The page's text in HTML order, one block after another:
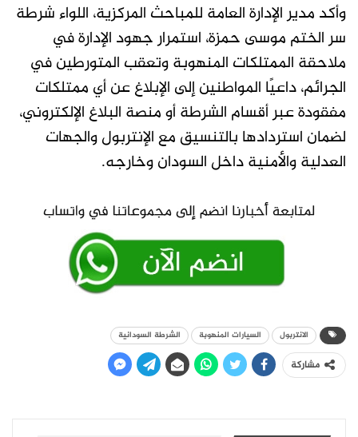
وأكد مدير الإدارة العامة للمباحث المركزية، اللواء شرطة
سر الختم موسى حمزة، استمرار جهود الإدارة في
ملاحقة الممتلكات المنهوبة وتعقب المتورطين في
الجرائم، داعيًا المواطنين إلى الإبلاغ عن أي ممتلكات
مفقودة عبر أقسام الشرطة أو منصة البلاغ الإلكتروني،
لضمان استردادها بالتنسيق مع الإنتربول والجهات
العدلية والأمنية داخل السودان وخارجه.
الانتربول السيارات المنهوبة الشرطة السودانية
مشاركة